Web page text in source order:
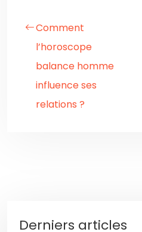
Comment
l’horoscope
balance homme
influence ses
relations ?
Derniers articles